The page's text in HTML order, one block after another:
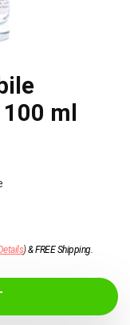
ml
)&FREE Shipping.